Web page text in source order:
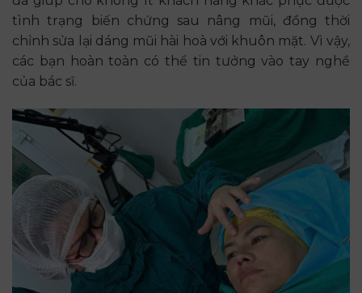
tình trạng biến chứng sau nâng mũi, đồng thời
chỉnh sửa lại dáng mũi hài hoà với khuôn mặt. Vì vậy,
các bạn hoàn toàn có thể tin tưởng vào tay nghề
của bác sĩ.